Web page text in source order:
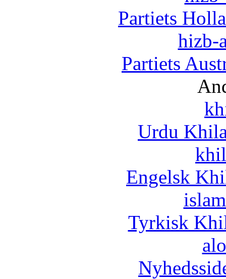
Partiets
hizb-
Partiets
Urdu
Engelsk
Tyrkisk